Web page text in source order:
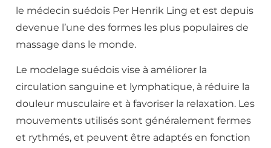
le médecin suédois Per Henrik Ling et est depuis
devenue l’une des formes les plus populaires de
massage dans le monde.
Le modelage suédois vise à améliorer la
circulation sanguine et lymphatique, à réduire la
douleur musculaire et à favoriser la relaxation. Les
mouvements utilisés sont généralement fermes
et rythmés, et peuvent être adaptés en fonction